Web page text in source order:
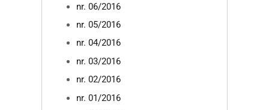
nr. 06/2016
nr. 05/2016
nr. 04/2016
nr. 03/2016
nr. 02/2016
nr. 01/2016